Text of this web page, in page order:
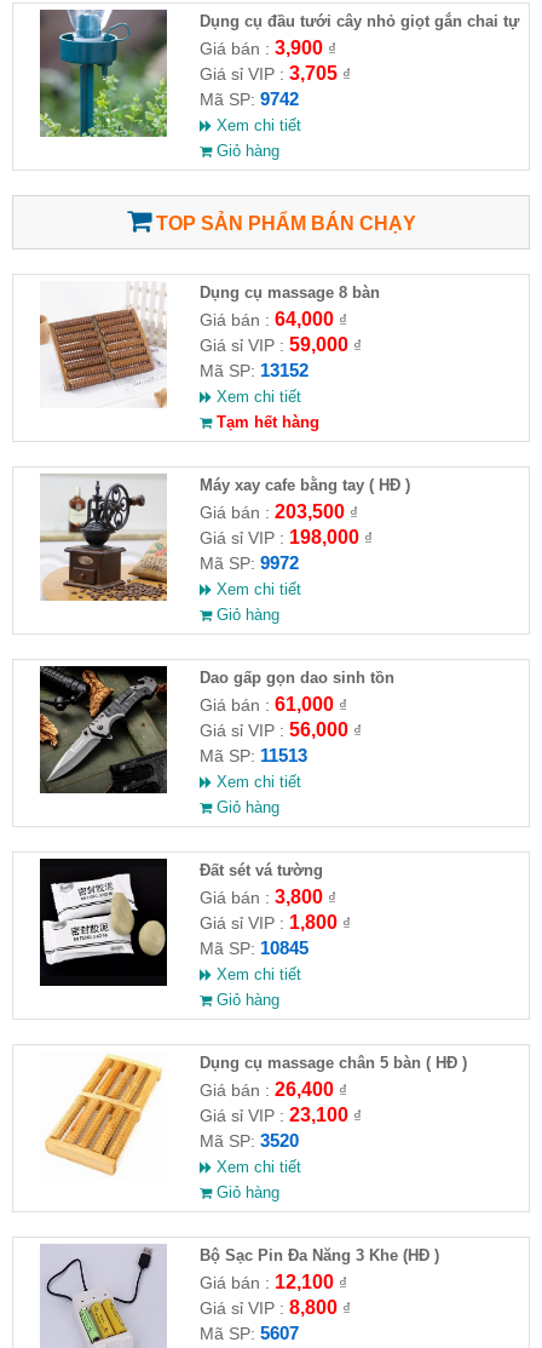
Dụng cụ đầu tưới cây nhỏ giọt gắn chai tự
động
Giá bán : 3,900₫
Giá sỉ VIP : 3,705₫
Mã SP: 9742
Xem chi tiết
Giỏ hàng
TOP SẢN PHẨM BÁN CHẠY
Dụng cụ massage 8 bàn
Giá bán : 64,000₫
Giá sỉ VIP : 59,000₫
Mã SP: 13152
Xem chi tiết
Tạm hết hàng
Máy xay cafe bằng tay ( HĐ )
Giá bán : 203,500₫
Giá sỉ VIP : 198,000₫
Mã SP: 9972
Xem chi tiết
Giỏ hàng
Dao gấp gọn dao sinh tồn
Giá bán : 61,000₫
Giá sỉ VIP : 56,000₫
Mã SP: 11513
Xem chi tiết
Giỏ hàng
Đất sét vá tường
Giá bán : 3,800₫
Giá sỉ VIP : 1,800₫
Mã SP: 10845
Xem chi tiết
Giỏ hàng
Dụng cụ massage chân 5 bàn ( HĐ )
Giá bán : 26,400₫
Giá sỉ VIP : 23,100₫
Mã SP: 3520
Xem chi tiết
Giỏ hàng
Bộ Sạc Pin Đa Năng 3 Khe (HĐ )
Giá bán : 12,100₫
Giá sỉ VIP : 8,800₫
Mã SP: 5607